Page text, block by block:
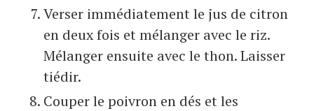
Verser immédiatement le jus de citron
en deux fois et mélanger avec le riz.
Mélanger ensuite avec le thon. Laisser
tiédir.
Couper le poivron en dés et les